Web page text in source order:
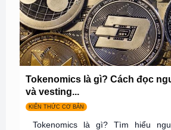
Tokenomics là gì? Cách đọc
và vesting...
KIẾN THỨC CƠ BẢN
Tokenomics là gì? Tìm hiểu